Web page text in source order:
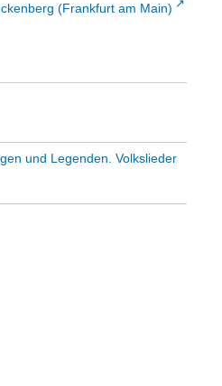
(Frankfurt am Main)
und Legenden. Volkslieder